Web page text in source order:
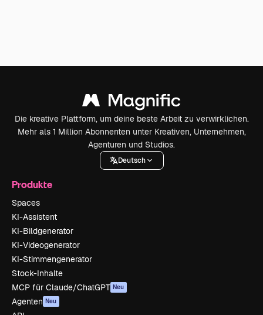
Die kreative Plattform, um deine beste Arbeit zu verwirklichen.
Mehr als 1 Million Abonnenten unter Kreativen, Unternehmen,
Agenturen und Studios.
Deutsch
Produkte
Spaces
KI-Assistent
KI-Bildgenerator
KI-Videogenerator
KI-Stimmengenerator
Stock-Inhalte
MCP für Claude/ChatGPT Neu
Agenten Neu